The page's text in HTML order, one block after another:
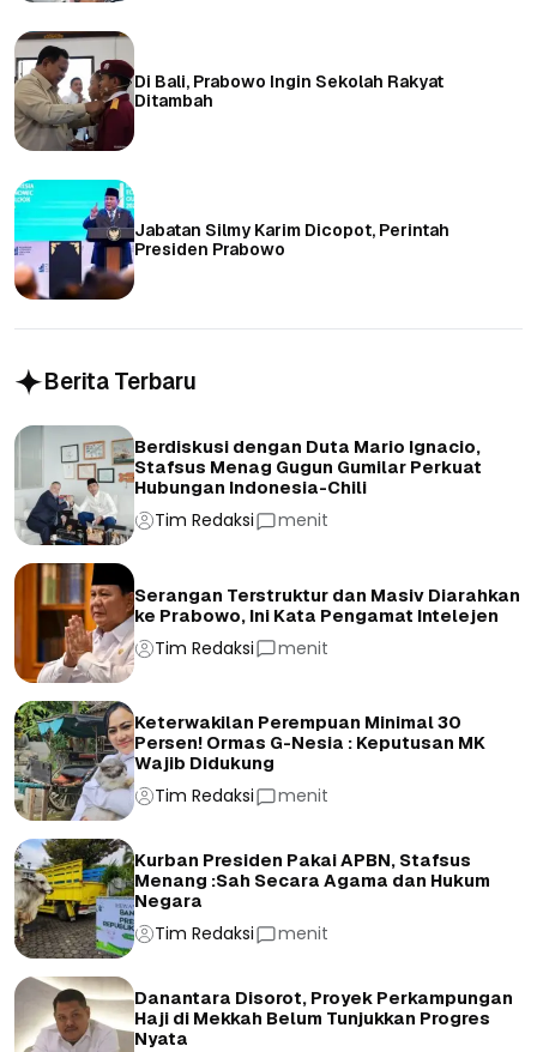
Di Bali, Prabowo Ingin Sekolah Rakyat
Ditambah
Jabatan Silmy Karim Dicopot, Perintah
Presiden Prabowo
Berita Terbaru
Berdiskusi dengan Duta Mario Ignacio,
Stafsus Menag Gugun Gumilar Perkuat
Hubungan Indonesia-Chili
Tim Redaksi menit
Serangan Terstruktur dan Masiv Diarahkan
ke Prabowo, Ini Kata Pengamat Intelejen
Tim Redaksi menit
Keterwakilan Perempuan Minimal 30
Persen! Ormas G-Nesia : Keputusan MK
Wajib Didukung
Tim Redaksi menit
Kurban Presiden Pakai APBN, Stafsus
Menang :Sah Secara Agama dan Hukum
Negara
Tim Redaksi menit
Danantara Disorot, Proyek Perkampungan
Haji di Mekkah Belum Tunjukkan Progres
Nyata